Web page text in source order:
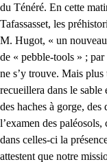
du Ténéré. En cette
Tafassasset, les
M. Hugot, « un
de « pebble-tools » ;
ne s’y trouve. Mais plus
recueillera dans le
des haches à gorge,
l’examen des paléosols,
dans celles-ci la
attestent que notre